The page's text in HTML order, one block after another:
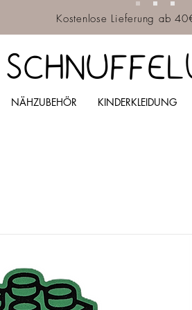
Kostenlose Lieferung ab
NÄHZUBEHÖR KINDERKLEIDUNG